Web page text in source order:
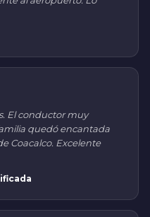
El conductor muy
quedó encantada
Coacalco. Excelente